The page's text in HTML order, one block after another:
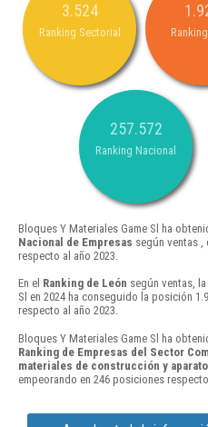
3.524
Ranking Sectorial
257.572
Ranking Nacional
Bloques Y Materiales Game Sl ha
Nacional de Empresas según ventas ,
respecto al año 2023.
En el Ranking de León según ventas,
Sl en 2024 ha conseguido la posición
respecto al año 2023.
Bloques Y Materiales Game Sl ha
Ranking de Empresas del Sector
materiales de construcción y
empeorando en 246 posiciones respecto